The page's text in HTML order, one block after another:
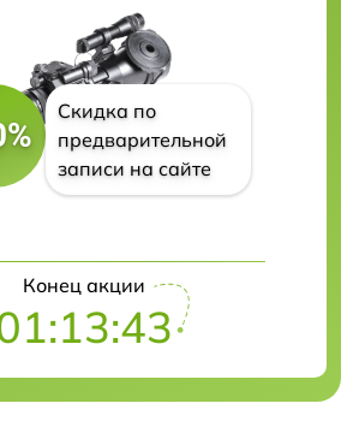
Скидка по
предварительной
записи на сайте
Конец акции